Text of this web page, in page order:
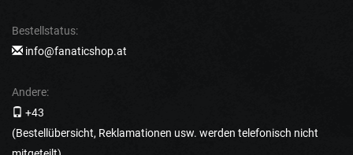
Bestellstatus:
info@fanaticshop.at
Andere:
+43
(Bestellübersicht, Reklamationen usw. werden telefonisch nicht